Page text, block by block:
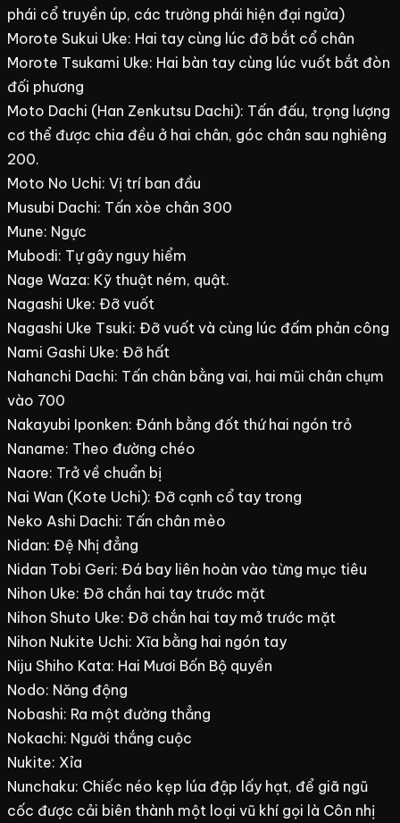
phái cổ truyền úp, các trường phái hiện đại ngửa)
Morote Sukui Uke: Hai tay cùng lúc đỡ bắt cổ chân
Morote Tsukami Uke: Hai bàn tay cùng lúc vuốt bắt đòn
đối phương
Moto Dachi (Han Zenkutsu Dachi): Tấn đấu, trọng lượng
cơ thể được chia đều ở hai chân, góc chân sau nghiêng
200.
Moto No Uchi: Vị trí ban đầu
Musubi Dachi: Tấn xòe chân 300
Mune: Ngực
Mubodi: Tự gây nguy hiểm
Nage Waza: Kỹ thuật ném, quật.
Nagashi Uke: Đỡ vuốt
Nagashi Uke Tsuki: Đỡ vuốt và cùng lúc đấm phản công
Nami Gashi Uke: Đỡ hất
Nahanchi Dachi: Tấn chân bằng vai, hai mũi chân chụm
vào 700
Nakayubi Iponken: Đánh bằng đốt thứ hai ngón trỏ
Naname: Theo đường chéo
Naore: Trở về chuẩn bị
Nai Wan (Kote Uchi): Đỡ cạnh cổ tay trong
Neko Ashi Dachi: Tấn chân mèo
Nidan: Đệ Nhị đẳng
Nidan Tobi Geri: Đá bay liên hoàn vào từng mục tiêu
Nihon Uke: Đỡ chắn hai tay trước mặt
Nihon Shuto Uke: Đỡ chắn hai tay mở trước mặt
Nihon Nukite Uchi: Xĩa bằng hai ngón tay
Niju Shiho Kata: Hai Mươi Bốn Bộ quyền
Nodo: Năng động
Nobashi: Ra một đường thẳng
Nokachi: Người thắng cuộc
Nukite: Xỉa
Nunchaku: Chiếc néo kẹp lúa đập lấy hạt, để giã ngũ
cốc được cải biên thành một loại vũ khí gọi là Côn nhị